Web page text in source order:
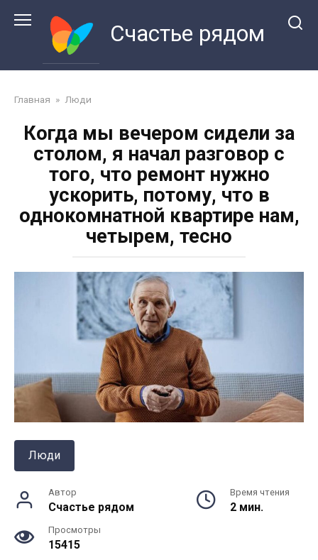
Счастье рядом
Главная » Люди
Когда мы вечером сидели за
столом, я начал разговор с
того, что ремонт нужно
ускорить, потому, что в
однокомнатной квартире нам,
четырем, тесно
Люди
Автор
Счастье рядом
Время чтения
2 мин.
Просмотры
15415